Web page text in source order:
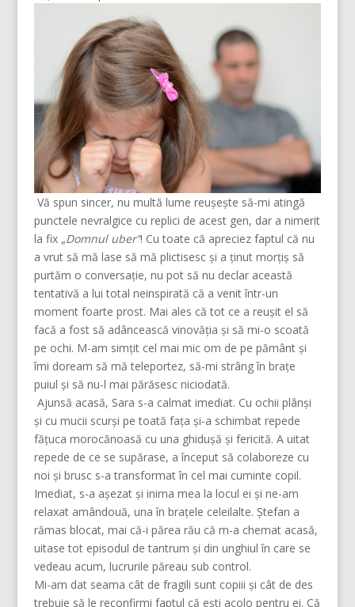
Vă spun sincer, nu multă lume reușește să-mi atingă
punctele nevralgice cu replici de acest gen, dar a nimerit
la fix „Domnul uber”! Cu toate că apreciez faptul că nu
a vrut să mă lase să mă plictisesc și a ținut morțiș să
purtăm o conversație, nu pot să nu declar această
tentativă a lui total neinspirată că a venit într-un
moment foarte prost. Mai ales că tot ce a reușit el să
facă a fost să adâncească vinovăția și să mi-o scoată
pe ochi. M-am simțit cel mai mic om de pe pământ și
îmi doream să mă teleportez, să-mi strâng în brațe
puiul și să nu-l mai părăsesc niciodată.
Ajunsă acasă, Sara s-a calmat imediat. Cu ochii plânși
și cu mucii scurși pe toată fața și-a schimbat repede
fățuca morocănoasă cu una ghidușă și fericită. A uitat
repede de ce se supărase, a început să colaboreze cu
noi și brusc s-a transformat în cel mai cuminte copil.
Imediat, s-a așezat și inima mea la locul ei și ne-am
relaxat amândouă, una în brațele celeilalte. Ștefan a
rămas blocat, mai că-i părea rău că m-a chemat acasă,
uitase tot episodul de tantrum și din unghiul în care se
vedeau acum, lucrurile păreau sub control.
Mi-am dat seama cât de fragili sunt copiii și cât de des
trebuie să le reconfirmi faptul că ești acolo pentru ei. Că